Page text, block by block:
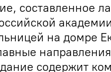
составленное
на домре
содержит